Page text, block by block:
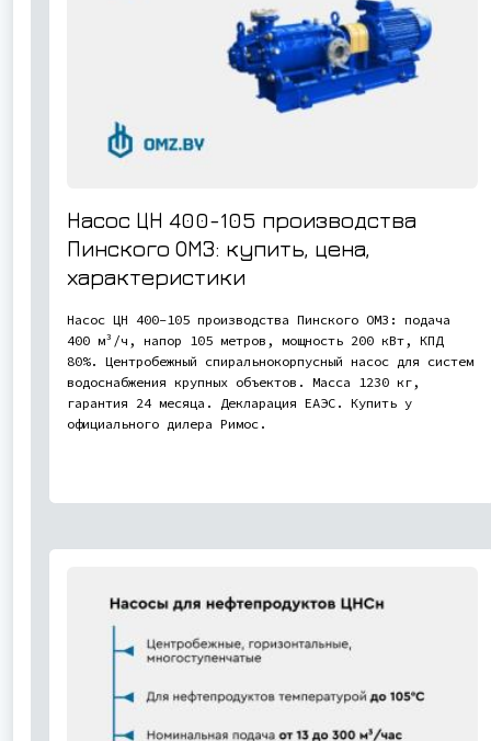
Насос ЦН 400-105 производства
Пинского ОМЗ: купить, цена,
характеристики
Насос ЦН 400-105 производства Пинского ОМЗ: подача
400 м³/ч, напор 105 метров, мощность 200 кВт, КПД
80%. Центробежный спиральнокорпусный насос для систем
водоснабжения крупных объектов. Масса 1230 кг,
гарантия 24 месяца. Декларация ЕАЭС. Купить у
официального дилера Римос.